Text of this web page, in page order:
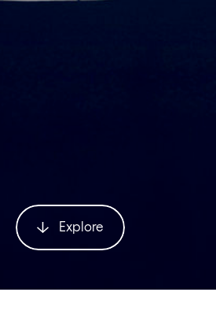
Explore